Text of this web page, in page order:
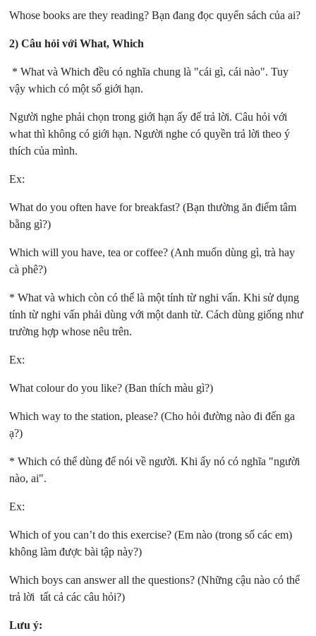
Whose books are they reading? Bạn đang đọc quyển sách của ai?
2) Câu hỏi với What, Which
* What và Which đều có nghĩa chung là "cái gì, cái nào". Tuy
vậy which có một số giới hạn.
Người nghe phải chọn trong giới hạn ấy để trả lời. Câu hỏi với
what thì không có giới hạn. Người nghe có quyền trả lời theo ý
thích của mình.
Ex:
What do you often have for breakfast? (Bạn thường ăn điểm tâm
bằng gì?)
Which will you have, tea or coffee? (Anh muốn dùng gì, trà hay
cà phê?)
* What và which còn có thể là một tính từ nghi vấn. Khi sử dụng
tính từ nghi vấn phải dùng với một danh từ. Cách dùng giống như
trường hợp whose nêu trên.
Ex:
What colour do you like? (Ban thích màu gì?)
Which way to the station, please? (Cho hỏi đường nào đi đến ga
ạ?)
* Which có thể dùng để nói về người. Khi ấy nó có nghĩa "người
nào, ai".
Ex:
Which of you can’t do this exercise? (Em nào (trong số các em)
không làm được bài tập này?)
Which boys can answer all the questions? (Những cậu nào có thể
trả lời tất cả các câu hỏi?)
Lưu ý: